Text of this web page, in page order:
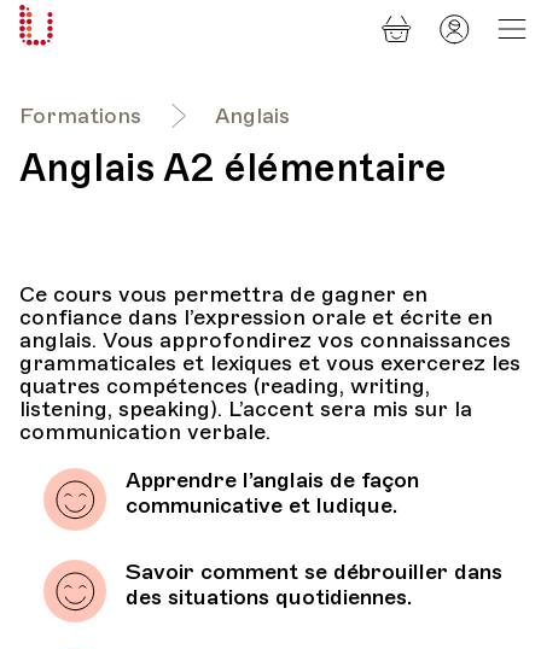
Formations Anglais
Anglais A2 élémentaire
Ce cours vous permettra de gagner en
confiance dans l’expression orale et écrite en
anglais. Vous approfondirez vos connaissances
grammaticales et lexiques et vous exercerez les
quatres compétences (reading, writing,
listening, speaking). L’accent sera mis sur la
communication verbale.
Apprendre l’anglais de façon
communicative et ludique.
Savoir comment se débrouiller dans
des situations quotidiennes.
Panier
Mon